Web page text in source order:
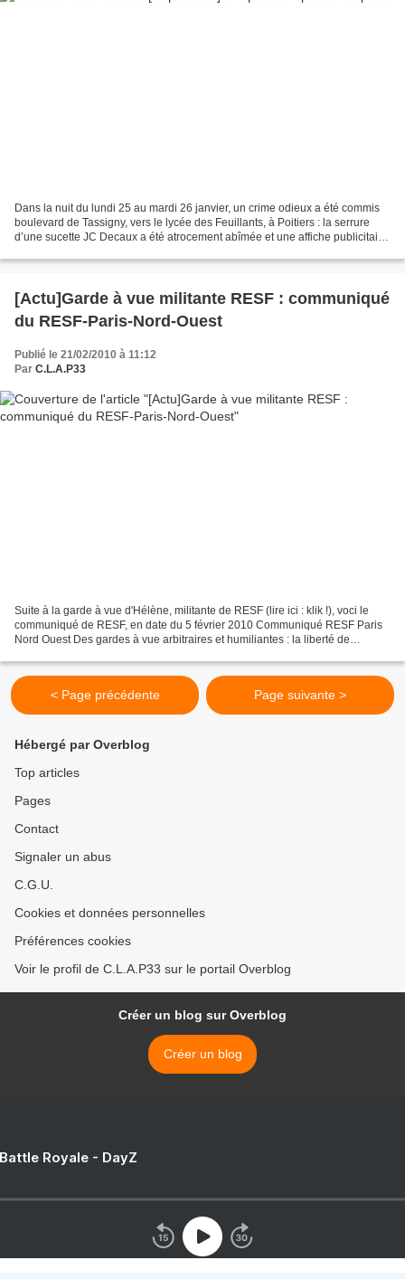
Dans la nuit du lundi 25 au mardi 26 janvier, un crime odieux a été commis
boulevard de Tassigny, vers le lycée des Feuillants, à Poitiers : la serrure
d’une sucette JC Decaux a été atrocement abîmée et une affiche publicitaire
[Actu]Garde à vue militante RESF : communiqué
du RESF-Paris-Nord-Ouest
Publié le 21/02/2010 à 11:12
Par C.L.A.P33
Suite à la garde à vue d'Hélène, militante de RESF (lire ici : klik !), voci le
communiqué de RESF, en date du 5 février 2010 Communiqué RESF Paris
Nord Ouest Des gardes à vue arbitraires et humiliantes : la liberté de
< Page précédente Page suivante >
Hébergé par Overblog
Top articles
Pages
Contact
Signaler un abus
C.G.U.
Cookies et données personnelles
Préférences cookies
Voir le profil de C.L.A.P33 sur le portail Overblog
Créer un blog sur Overblog
Créer un blog
Royale - DayZ